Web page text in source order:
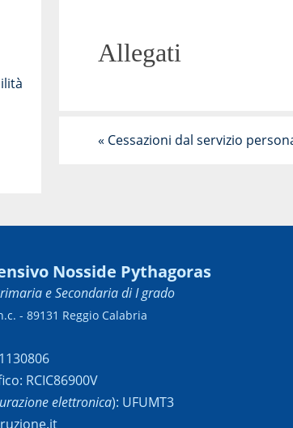
Allegati
« Cessazioni dal servizio
Nosside Pythagoras
e Secondaria di I grado
- 89131 Reggio Calabria
RCIC86900V
elettronica): UFUMT3